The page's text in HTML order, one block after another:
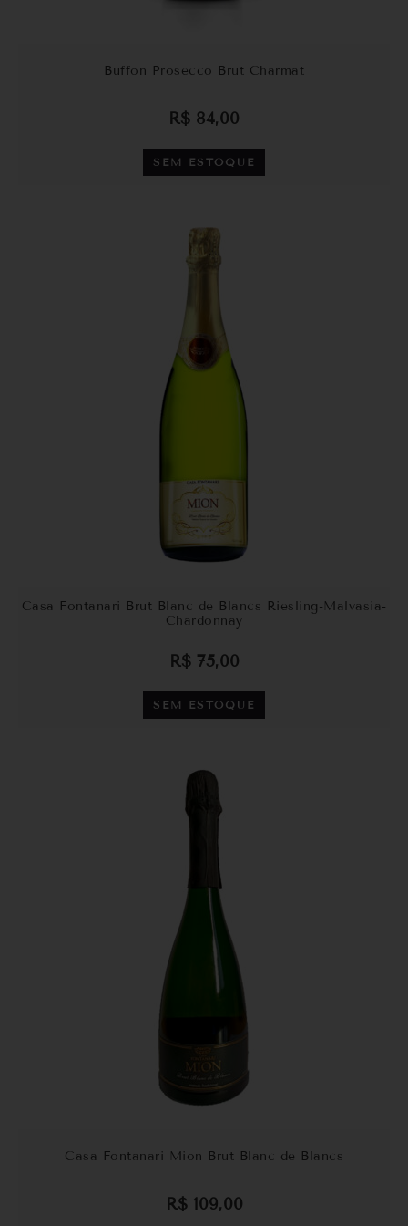
Buffon Prosecco Brut Charmat
R$ 84,00
SEM ESTOQUE
Casa Fontanari Brut Blanc de Blancs Riesling-Malvasia-
Chardonnay
R$75,00
SEM ESTOQUE
Casa Fontanari Mion Brut Blanc de Blancs
R$109,00